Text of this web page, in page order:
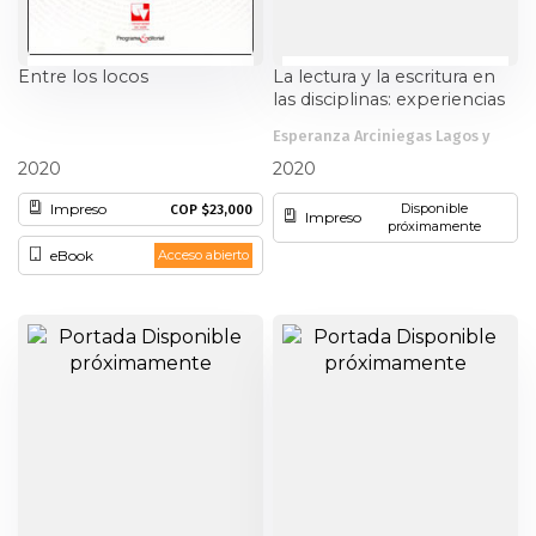
Entre los locos
2020
Impreso COP $23,000
eBook Acceso abierto
La lectura y la escritura en
las disciplinas: experiencias
en la Universidad del Valle.
Vol. I. Cualificación docente
en lectura y escritura
Esperanza Arciniegas Lagos y
2020
Impreso
Disponible
próximamente